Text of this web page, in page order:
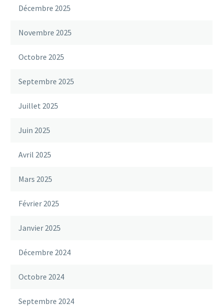
Décembre 2025
Novembre 2025
Octobre 2025
Septembre 2025
Juillet 2025
Juin 2025
Avril 2025
Mars 2025
Février 2025
Janvier 2025
Décembre 2024
Octobre 2024
Septembre 2024